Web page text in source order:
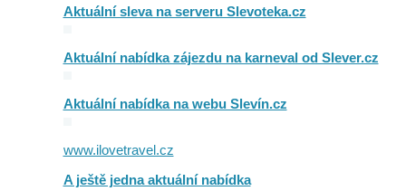
Aktuální sleva na serveru Slevoteka.cz
Aktuální nabídka zájezdu na karneval od Slever.cz
Aktuální nabídka na webu Slevín.cz
www.ilovetravel.cz
A ještě jedna aktuální nabídka